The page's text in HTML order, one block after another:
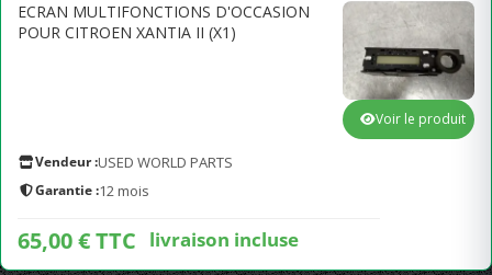
ECRAN MULTIFONCTIONS D'OCCASION
POUR CITROEN XANTIA II (X1)
Vendeur :USED WORLD PARTS
Garantie :12 mois
65,00 € TTC livraison incluse
Voir le produit